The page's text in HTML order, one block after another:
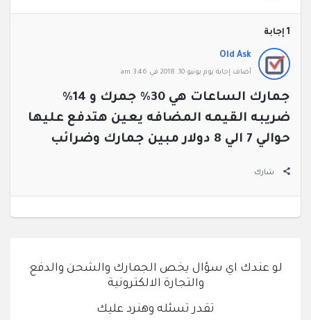
‫1 إجابة
Old Ask
‫أضاف ‫‫إجابة يوم يونيو 10, 2018 في 3:46 am
جمارك الساعات هي 30% جمرك و 14%
ضريبه القيمه المضافه يعين هتدفع عليها
حوالي 7 الي 8 دولار مبين جمارك وضرائب
شارك
لو عندك اي سؤال يخص الجمارك والشحن والدفع
والتجارة الالكترونية
تقدر تسئله وهنرد عليك